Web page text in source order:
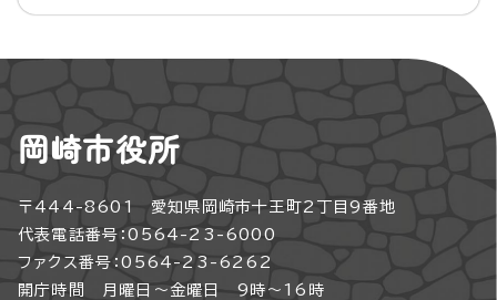
岡崎市役所
〒444-8601 愛知県岡崎市十王町2丁目9番地
代表電話番号：0564-23-6000
ファクス番号：0564-23-6262
開庁時間 月曜日～金曜日 9時～16時